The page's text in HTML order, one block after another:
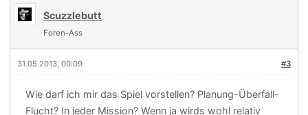
Scuzzlebutt
Foren-Ass
#3
31.05.2013, 00:09
Wie darf ich mir das Spiel vorstellen? Planung-Überfall-
Flucht? In jeder Mission? Wenn ja wirds wohl relativ